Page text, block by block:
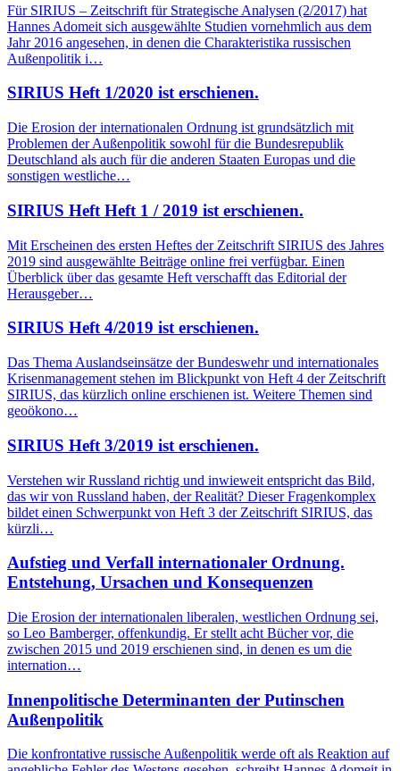
Für SIRIUS – Zeitschrift für Strategische Analysen (2/2017) hat
Hannes Adomeit sich ausgewählte Studien vornehmlich aus dem
Jahr 2016 angesehen, in denen die Charakteristika russischen
Außenpolitik i…
SIRIUS Heft 1/2020 ist erschienen.
Die Erosion der internationalen Ordnung ist grundsätzlich mit
Problemen der Außenpolitik sowohl für die Bundesrepublik
Deutschland als auch für die anderen Staaten Europas und die
sonstigen westliche…
SIRIUS Heft Heft 1 / 2019 ist erschienen.
Mit Erscheinen des ersten Heftes der Zeitschrift SIRIUS des Jahres
2019 sind ausgewählte Beiträge online frei verfügbar. Einen
Überblick über das gesamte Heft verschafft das Editorial der
Herausgeber…
SIRIUS Heft 4/2019 ist erschienen.
Das Thema Auslandseinsätze der Bundeswehr und internationales
Krisenmanagement stehen im Blickpunkt von Heft 4 der Zeitschrift
SIRIUS, das kürzlich online erschienen ist. Weitere Themen sind
geoökono…
SIRIUS Heft 3/2019 ist erschienen.
Verstehen wir Russland richtig und inwieweit entspricht das Bild,
das wir von Russland haben, der Realität? Dieser Fragenkomplex
bildet einen Schwerpunkt von Heft 3 der Zeitschrift SIRIUS, das
kürzli…
Aufstieg und Verfall internationaler Ordnung.
Entstehung, Ursachen und Konsequenzen
Die Erosion der internationalen liberalen, westlichen Ordnung sei,
so Leo Bamberger, offenkundig. Er stellt acht Bücher vor, die
zwischen 2015 und 2019 erschienen sind, in denen es um die
internation…
Innenpolitische Determinanten der Putinschen
Außenpolitik
Die konfrontative russische Außenpolitik werde oft als Reaktion auf